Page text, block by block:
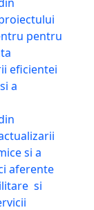
pentru
eficientei
a
si a
aferente
si